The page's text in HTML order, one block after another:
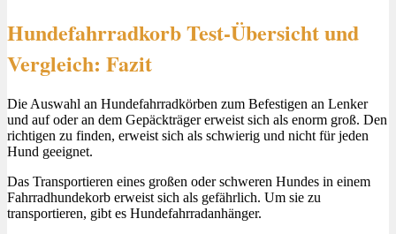
Hundefahrradkorb Test-Übersicht und
Vergleich: Fazit
Die Auswahl an Hundefahrradkörben zum Befestigen an Lenker
und auf oder an dem Gepäckträger erweist sich als enorm groß. Den
richtigen zu finden, erweist sich als schwierig und nicht für jeden
Hund geeignet.
Das Transportieren eines großen oder schweren Hundes in einem
Fahrradhundekorb erweist sich als gefährlich. Um sie zu
transportieren, gibt es Hundefahrradanhänger.